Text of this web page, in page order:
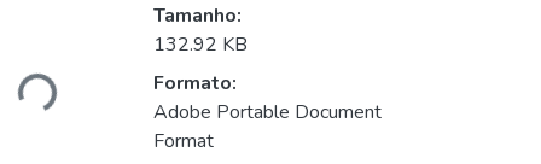
Tamanho:
132.92 KB
Formato:
Adobe Portable Document
Format